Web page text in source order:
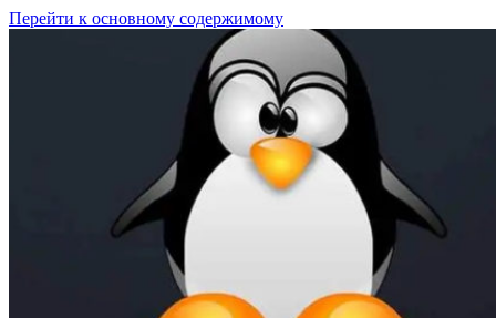
Перейти к основному содержимому